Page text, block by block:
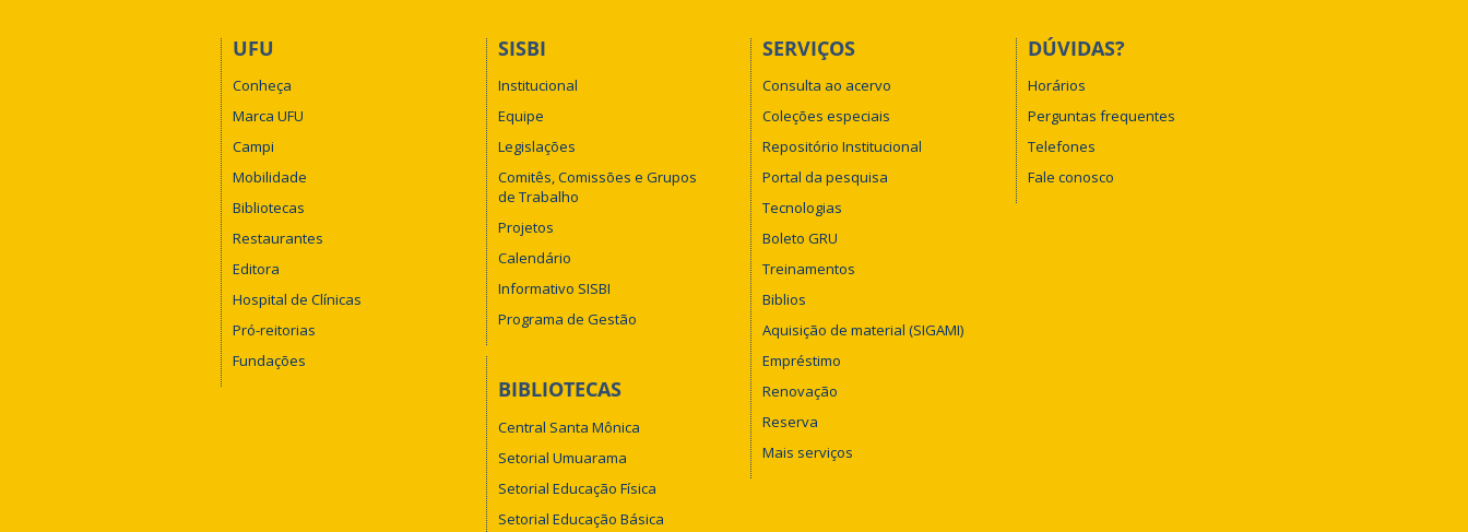
UFU
Conheça
Marca UFU
Campi
Mobilidade
Bibliotecas
Restaurantes
Editora
Hospital de Clínicas
Pró-reitorias
Fundações
SISBI
Institucional
Equipe
Legislações
Comitês, Comissões e Grupos
de Trabalho
Projetos
Calendário
Informativo SISBI
Programa de Gestão
BIBLIOTECAS
Central Santa Mônica
Setorial Umuarama
Setorial Educação Física
Setorial Educação Básica
SERVIÇOS
Consulta ao acervo
Coleções especiais
Repositório Institucional
Portal da pesquisa
Tecnologias
Boleto GRU
Treinamentos
Biblios
Aquisição de material (SIGAMI)
Empréstimo
Renovação
Reserva
Mais serviços
DÚVIDAS?
Horários
Perguntas frequentes
Telefones
Fale conosco